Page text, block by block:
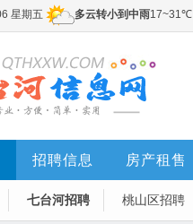
招聘信息 房产租售
七台河招聘 桃山区招聘